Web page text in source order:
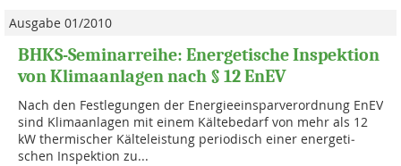
Ausgabe 01/2010
BHKS-Seminarreihe: Energetische Inspektion
von Klimaanlagen nach § 12 EnEV
Nach den Festlegungen der Energieeinsparverordnung EnEV
sind Klima­anla­gen mit einem Kältebedarf von mehr als 12
kW thermischer Kälteleistung periodisch einer energeti­
schen Inspektion zu...